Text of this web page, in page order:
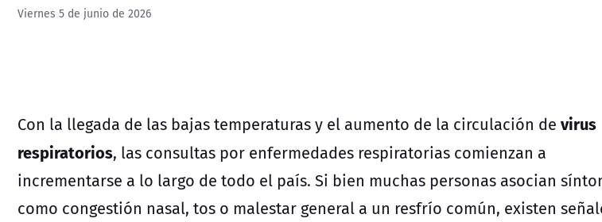
Viernes 5 de junio de 2026
Con la llegada de las bajas temperaturas y el aumento de la circulación de virus
respiratorios, las consultas por enfermedades respiratorias comienzan a
incrementarse a lo largo de todo el país. Si bien muchas personas asocian
como congestión nasal, tos o malestar general a un resfrío común, existen